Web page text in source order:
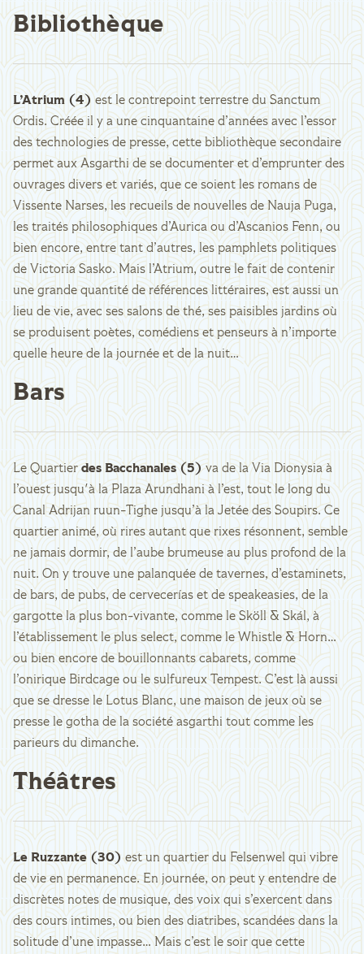
Bibliothèque
L’Atrium (4)est le contrepoint terrestre du Sanctum
Ordis. Créée il y a une cinquantaine d’années avec l’essor
des technologies de presse, cette bibliothèque secondaire
permet aux Asgarthi de se documenter et d’emprunter des
ouvrages divers et variés, que ce soient les romans de
Vissente Narses, les recueils de nouvelles de Nauja Puga,
les traités philosophiques d’Aurica ou d’Ascanios Fenn, ou
bien encore, entre tant d’autres, les pamphlets politiques
de Victoria Sasko. Mais l’Atrium, outre le fait de contenir
une grande quantité de références littéraires, est aussi un
lieu de vie, avec ses salons de thé, ses paisibles jardins où
se produisent poètes, comédiens et penseurs à n’importe
quelle heure de la journée et de la nuit…
Bars
Le Quartierdes Bacchanales (5)va de la Via Dionysia à
l’ouest jusqu'à la Plaza Arundhani à l’est, tout le long du
Canal Adrijan ruun-Tighe jusqu’à la Jetée des Soupirs. Ce
quartier animé, où rires autant que rixes résonnent, semble
ne jamais dormir, de l’aube brumeuse au plus profond de la
nuit. On y trouve une palanquée de tavernes, d’estaminets,
de bars, de pubs, de cervecerías et de speakeasies, de la
gargotte la plus bon-vivante, comme le Sköll & Skál, à
l’établissement le plus select, comme le Whistle & Horn…
ou bien encore de bouillonnants cabarets, comme
l’onirique Birdcage ou le sulfureux Tempest. C’est là aussi
que se dresse le Lotus Blanc, une maison de jeux où se
presse le gotha de la société asgarthi tout comme les
parieurs du dimanche.
Théâtres
Le Ruzzante (30)est un quartier du Felsenwel qui vibre
de vie en permanence. En journée, on peut y entendre de
discrètes notes de musique, des voix qui s’exercent dans
des cours intimes, ou bien des diatribes, scandées dans la
solitude d’une impasse… Mais c’est le soir que cette